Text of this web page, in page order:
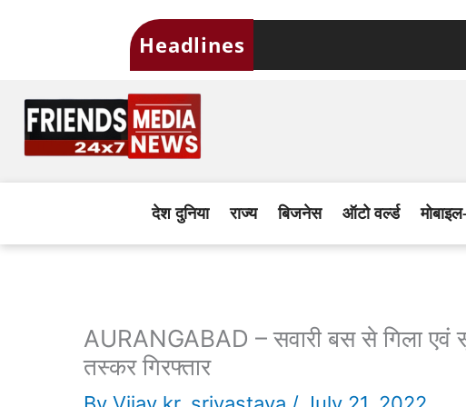
Headlines
देश दुनिया राज्य बिजनेस ऑटो वर्ल्ड
AURANGABAD – सवारी बस से गिला
तस्कर गिरफ्तार